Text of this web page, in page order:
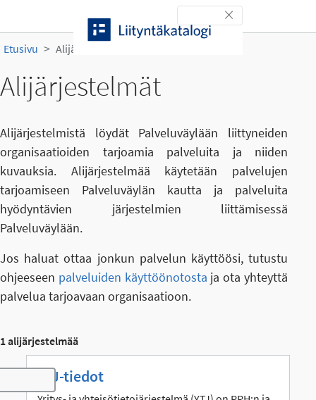
Toggle navigation
Etusivu Alijärjestelmät
Alijärjestelmät
Alijärjestelmistä löydät Palveluväylään liittyneiden
organisaatioiden tarjoamia palveluita ja niiden
kuvauksia. Alijärjestelmää käytetään palvelujen
tarjoamiseen Palveluväylän kautta ja palveluita
hyödyntävien järjestelmien liittämisessä
Palveluväylään.
Jos haluat ottaa jonkun palvelun käyttöösi, tutustu
ohjeeseen palveluiden käyttöönotosta ja ota yhteyttä
palvelua tarjoavaan organisaatioon.
1 alijärjestelmää
Toggle navigation
YTJ-tiedot